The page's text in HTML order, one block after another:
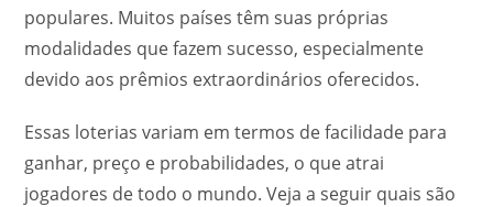
populares. Muitos países têm suas próprias
modalidades que fazem sucesso, especialmente
devido aos prêmios extraordinários oferecidos.
Essas loterias variam em termos de facilidade para
ganhar, preço e probabilidades, o que atrai
jogadores de todo o mundo. Veja a seguir quais são